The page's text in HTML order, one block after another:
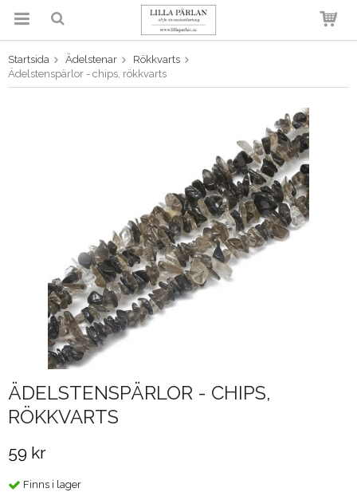
Produkten har blivit tillagd i
varukorgen
Startsida Ädelstenar
Rökkvarts
Ädelstenspärlor - chips, rökkvarts
ÄDELSTENSPÄRLOR - CHIPS,
RÖKKVARTS
59 kr
Finns i lager